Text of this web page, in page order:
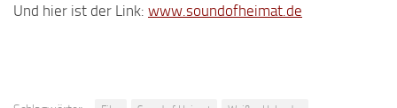
Und hier ist der Link: www.soundofheimat.de